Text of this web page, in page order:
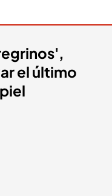
el último